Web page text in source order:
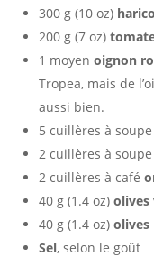
300 g (10 oz)
200 g (7 oz)
1 moyen oignon
Tropea, mais de
aussi bien.
5 cuillères à soupe
2 cuillères à soupe
2 cuillères à café
40 g (1.4 oz) olives
40 g (1.4 oz) olives
Sel, selon le goût